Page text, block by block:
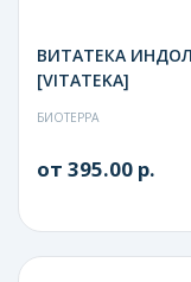
ВИТАТЕКА
[VITATEKA]
БИОТЕРРА
от 395.00 р.